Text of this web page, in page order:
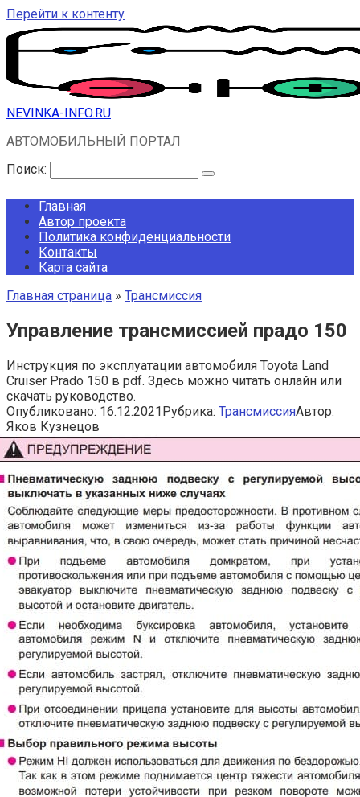
Перейти к контенту
NEVINKA-INFO.RU
АВТОМОБИЛЬНЫЙ ПОРТАЛ
Поиск:
Главная
Автор проекта
Политика конфиденциальности
Контакты
Карта сайта
Главная страница » Трансмиссия
Управление трансмиссией прадо 150
Инструкция по эксплуатации автомобиля Toyota Land
Cruiser Prado 150 в pdf. Здесь можно читать онлайн или
скачать руководство.
Опубликовано: 16.12.2021Рубрика: ТрансмиссияАвтор:
Яков Кузнецов